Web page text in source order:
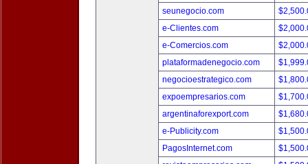
seunegocio.com
e-Clientes.com
e-Comercios.com
plataformadenegocio.com
negocioestrategico.com
expoempresarios.com
argentinaforexport.com
e-Publicity.com
PagosInternet.com